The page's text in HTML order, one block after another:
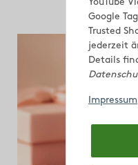
Google
Trusted
jederzeit
Details
Impressum